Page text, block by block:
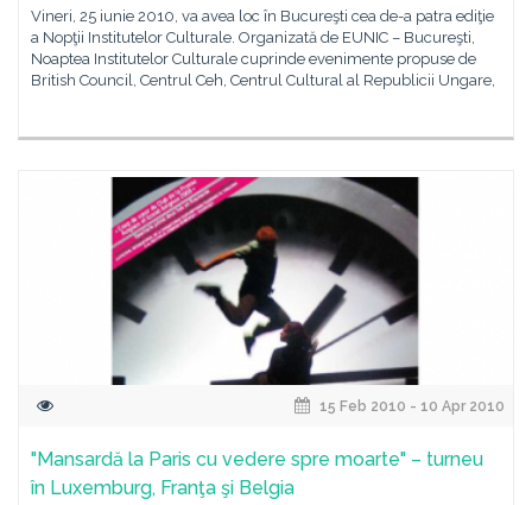
Vineri, 25 iunie 2010, va avea loc în Bucureşti cea de-a patra ediţie
a Nopţii Institutelor Culturale. Organizată de EUNIC – Bucureşti,
Noaptea Institutelor Culturale cuprinde evenimente propuse de
British Council, Centrul Ceh, Centrul Cultural al Republicii Ungare,
15 Feb 2010 - 10 Apr 2010
"Mansardă la Paris cu vedere spre moarte" – turneu
în Luxemburg, Franţa şi Belgia